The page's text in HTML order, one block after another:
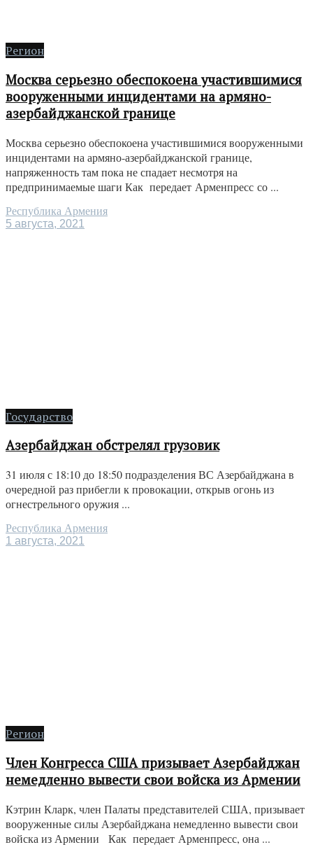
Регион
Москва серьезно обеспокоена участившимися
вооруженными инцидентами на армяно-
азербайджанской границе
Москва серьезно обеспокоена участившимися вооруженными
инцидентами на армяно-азербайджанской границе,
напряженность там пока не спадает несмотря на
предпринимаемые шаги Как передает Арменпресс со ...
Республика Армения
5 августа, 2021
Государство
Азербайджан обстрелял грузовик
31 июля с 18:10 до 18:50 подразделения ВС Азербайджана в
очередной раз прибегли к провокации, открыв огонь из
огнестрельного оружия ...
Республика Армения
1 августа, 2021
Регион
Член Конгресса США призывает Азербайджан
немедленно вывести свои войска из Армении
Кэтрин Кларк, член Палаты представителей США, призывает
вооруженные силы Азербайджана немедленно вывести свои
войска из Армении Как передает Арменпресс, она ...